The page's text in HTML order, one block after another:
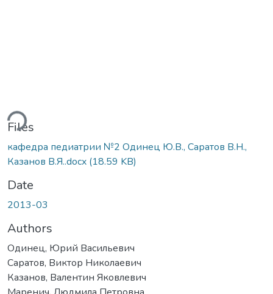
Files
кафедра педиатрии №2 Одинец Ю.В., Саратов В.Н.,
Казанов В.Я..docx (18.59 KB)
Date
2013-03
Authors
Одинец, Юрий Васильевич
Саратов, Виктор Николаевич
Казанов, Валентин Яковлевич